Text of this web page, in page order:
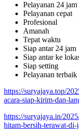
Pelayanan 24 jam
Pelayanan cepat
Profesional
Amanah
Tepat waktu
Siap antar 24 jam
Siap antar ke
Siap setting
Pelayanan terbaik
https://suryajaya.top/
acara-siap-kirim-dan-
https://suryajaya.in/
hitam-bersih-terawat-di-